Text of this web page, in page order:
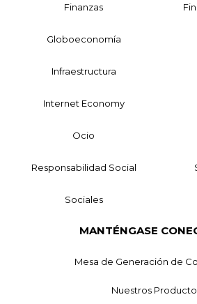
Finanzas
Globoeconomía
Infraestructura
Internet Economy
Ocio
Responsabilidad Social
Sociales
MANTÉNGASE
Mesa de Generación de
Nuestros